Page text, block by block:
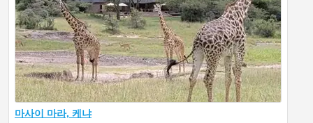
마사이 마라, 케냐